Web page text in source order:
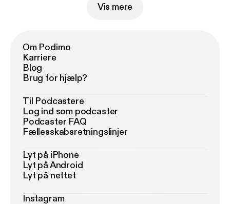
Vis mere
Om Podimo
Karriere
Blog
Brug for hjælp?
Til Podcastere
Log ind som podcaster
Podcaster FAQ
Fællesskabsretningslinjer
Lyt på iPhone
Lyt på Android
Lyt på nettet
Instagram